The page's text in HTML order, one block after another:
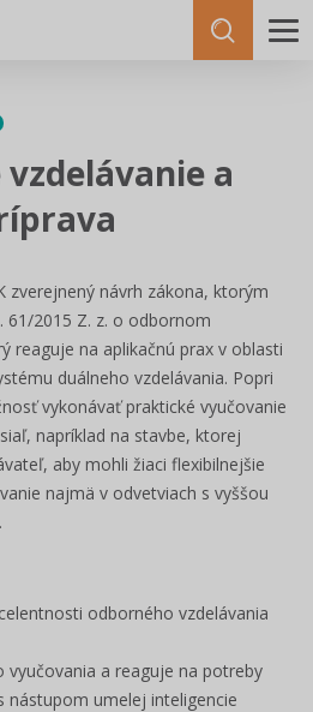
a
zverejnený návrh zákona, ktorým
61/2015 Z. z. o odbornom
reaguje na aplikačnú prax v oblasti
duálneho vzdelávania. Popri
vykonávať praktické vyučovanie
napríklad na stavbe, ktorej
aby mohli žiaci flexibilnejšie
najmä v odvetviach s vyššou
odborného vzdelávania
a reaguje na potreby
nástupom umelej inteligencie